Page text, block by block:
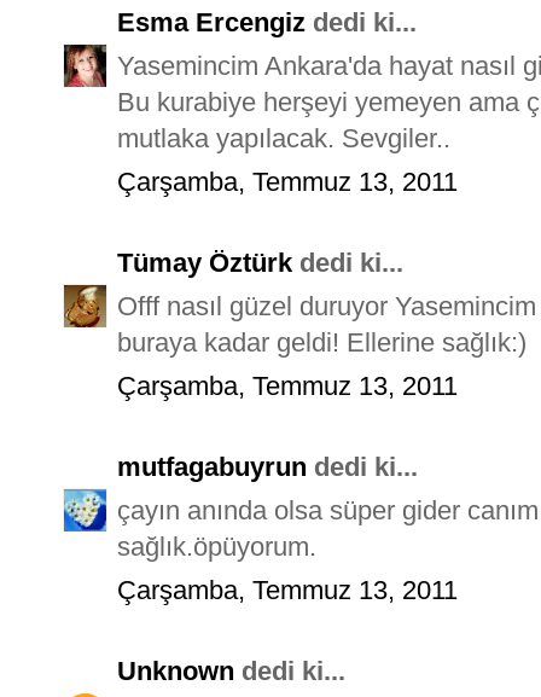
Esma Ercengiz dedi ki...
Yasemincim Ankara'da hayat nasıl
Bu kurabiye herşeyi yemeyen ama
mutlaka yapılacak. Sevgiler..
Çarşamba, Temmuz 13, 2011
Tümay Öztürk dedi ki...
Offf nasıl güzel duruyor
buraya kadar geldi! Ellerine sağlık:)
Çarşamba, Temmuz 13, 2011
mutfagabuyrun dedi ki...
çayın anında olsa süper gider
sağlık.öpüyorum.
Çarşamba, Temmuz 13, 2011
Unknown dedi ki...